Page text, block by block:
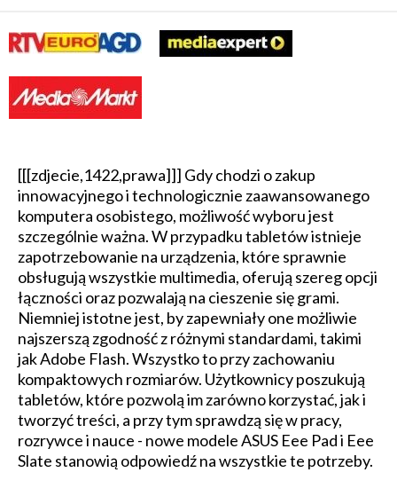
[[[zdjecie,1422,prawa]]] Gdy chodzi o zakup
innowacyjnego i technologicznie zaawansowanego
komputera osobistego, możliwość wyboru jest
szczególnie ważna. W przypadku tabletów istnieje
zapotrzebowanie na urządzenia, które sprawnie
obsługują wszystkie multimedia, oferują szereg opcji
łączności oraz pozwalają na cieszenie się grami.
Niemniej istotne jest, by zapewniały one możliwie
najszerszą zgodność z różnymi standardami, takimi
jak Adobe Flash. Wszystko to przy zachowaniu
kompaktowych rozmiarów. Użytkownicy poszukują
tabletów, które pozwolą im zarówno korzystać, jak i
tworzyć treści, a przy tym sprawdzą się w pracy,
rozrywce i nauce - nowe modele ASUS Eee Pad i Eee
Slate stanowią odpowiedź na wszystkie te potrzeby.